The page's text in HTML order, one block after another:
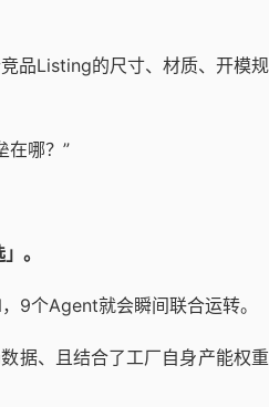
品Listing的尺寸、材质、开模
在哪？”
。
9个Agent就会瞬间联合运转。
据、且结合了工厂自身产能权